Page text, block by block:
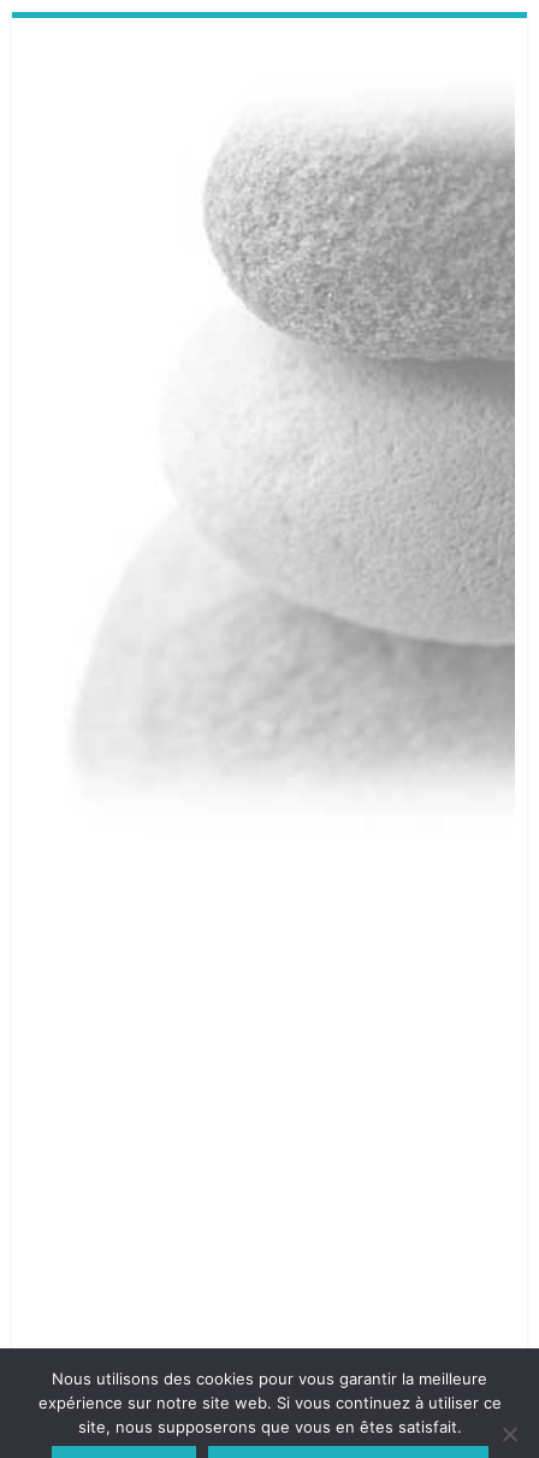
Nous utilisons des cookies pour vous garantir la meilleure
expérience sur notre site web. Si vous continuez à utiliser ce
site, nous supposerons que vous en êtes satisfait.